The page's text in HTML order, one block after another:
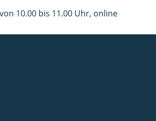
10.00 bis 11.00 Uhr, online